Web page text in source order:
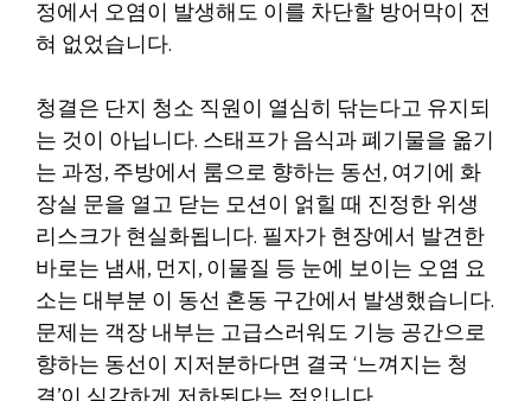
정에서 오염이 발생해도 이를 차단할 방어막이 전
혀 없었습니다.
청결은 단지 청소 직원이 열심히 닦는다고 유지되
는 것이 아닙니다. 스태프가 음식과 폐기물을 옮기
는 과정, 주방에서 룸으로 향하는 동선, 여기에 화
장실 문을 열고 닫는 모션이 얽힐 때 진정한 위생
리스크가 현실화됩니다. 필자가 현장에서 발견한
바로는 냄새, 먼지, 이물질 등 눈에 보이는 오염 요
소는 대부분 이 동선 혼동 구간에서 발생했습니다.
문제는 객장 내부는 고급스러워도 기능 공간으로
향하는 동선이 지저분하다면 결국 ‘느껴지는 청